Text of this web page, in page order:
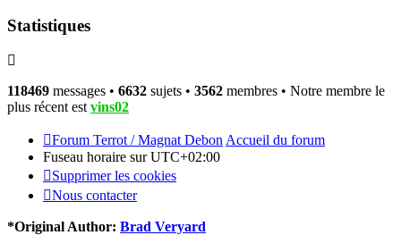
Statistiques
118469 messages • 6632 sujets • 3562 membres • Notre membre le
plus récent est vins02
Forum Terrot / Magnat Debon Accueil du forum
Fuseau horaire surUTC+02:00
Supprimer les cookies
Nous contacter
*Original Author: Brad Veryard